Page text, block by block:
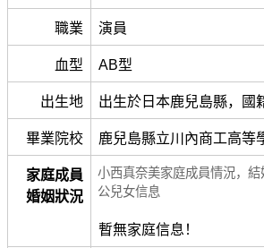
職業 演員
血型 AB型
出生地 出生於日本鹿兒島縣，國
畢業院校 鹿兒島縣立川內商工高等
家庭成員
婚姻狀況
小西真奈美家庭成員情況，
公兒女信息
暫無家庭信息！